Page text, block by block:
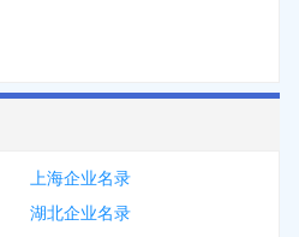
上海企业名录
湖北企业名录